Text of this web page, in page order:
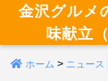
金沢グルメ
味献立
ホーム > ニュース